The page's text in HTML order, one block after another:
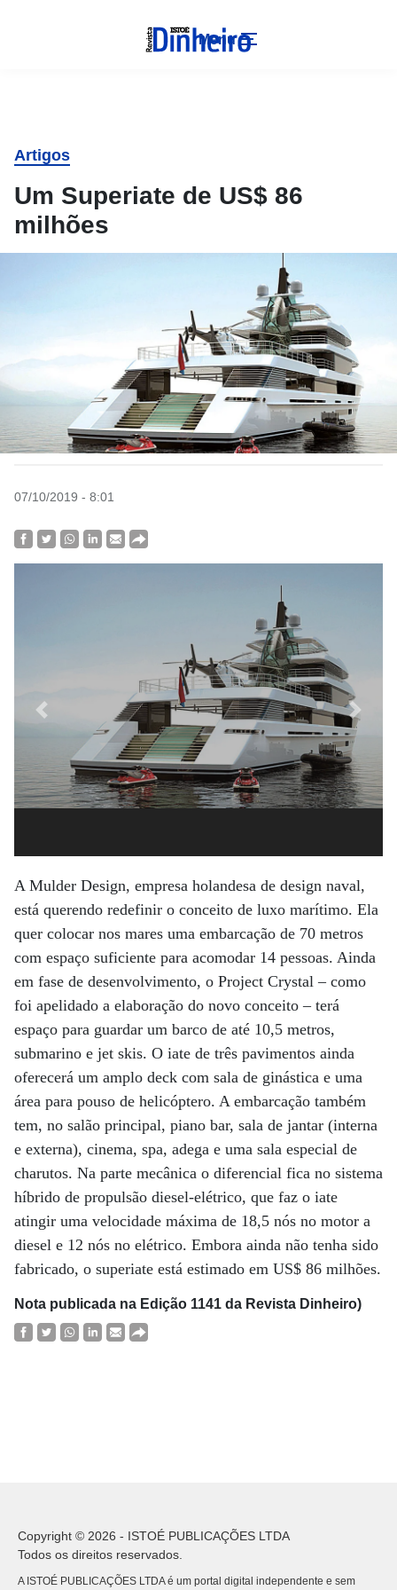
Menu
Artigos
Um Superiate de US$ 86
milhões
07/10/2019 - 8:01
Previous Next
A Mulder Design, empresa holandesa de design naval,
está querendo redefinir o conceito de luxo marítimo. Ela
quer colocar nos mares uma embarcação de 70 metros
com espaço suficiente para acomodar 14 pessoas. Ainda
em fase de desenvolvimento, o Project Crystal – como
foi apelidado a elaboração do novo conceito – terá
espaço para guardar um barco de até 10,5 metros,
submarino e jet skis. O iate de três pavimentos ainda
oferecerá um amplo deck com sala de ginástica e uma
área para pouso de helicóptero. A embarcação também
tem, no salão principal, piano bar, sala de jantar (interna
e externa), cinema, spa, adega e uma sala especial de
charutos. Na parte mecânica o diferencial fica no sistema
híbrido de propulsão diesel-elétrico, que faz o iate
atingir uma velocidade máxima de 18,5 nós no motor a
diesel e 12 nós no elétrico. Embora ainda não tenha sido
fabricado, o superiate está estimado em US$ 86 milhões.
Nota publicada na Edição 1141 da Revista Dinheiro)
Copyright © 2026 - ISTOÉ PUBLICAÇÕES LTDA
Todos os direitos reservados.
A ISTOÉ PUBLICAÇÕES LTDA é um portal digital independente e sem